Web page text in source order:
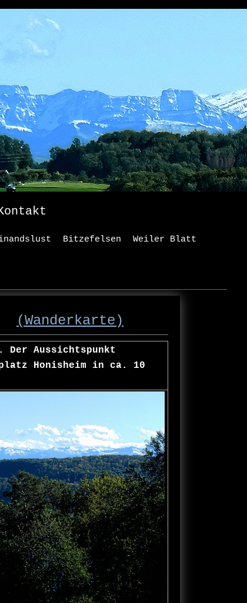
Bitzefelsen Weiler Blatt
(Wanderkarte)
Aussichtspunkt
Honisheim in ca. 10